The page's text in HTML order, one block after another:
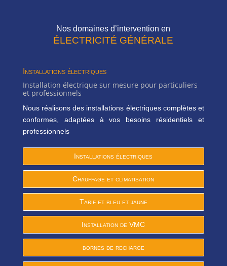
Nos domaines d’intervention en
ÉLECTRICITÉ GÉNÉRALE
Installations électriques
Installation électrique sur mesure pour particuliers
et professionnels
Nous réalisons des installations électriques complètes et
conformes, adaptées à vos besoins résidentiels et
professionnels
Installations électriques
Chauffage et climatisation
Tarif et bleu et jaune
Installation de VMC
bornes de recharge